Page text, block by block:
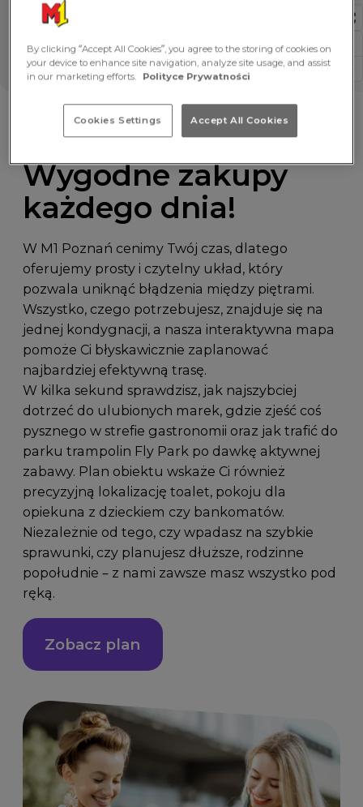
Wygodne zakupy
każdego dnia!
W M1 Poznań cenimy Twój czas, dlatego
oferujemy prosty i czytelny układ, który
pozwala uniknąć błądzenia między piętrami.
Wszystko, czego potrzebujesz, znajduje się na
jednej kondygnacji, a nasza interaktywna mapa
pomoże Ci błyskawicznie zaplanować
najbardziej efektywną trasę.
W kilka sekund sprawdzisz, jak najszybciej
dotrzeć do ulubionych marek, gdzie zjeść coś
pysznego w strefie gastronomii oraz jak trafić do
parku trampolin Fly Park po dawkę aktywnej
zabawy. Plan obiektu wskaże Ci również
precyzyjną lokalizację toalet, pokoju dla
opiekuna z dzieckiem czy bankomatów.
Niezależnie od tego, czy wpadasz na szybkie
sprawunki, czy planujesz dłuższe, rodzinne
popołudnie – z nami zawsze masz wszystko pod
ręką.
Zobacz plan
By clicking “Accept All Cookies”, you agree to the storing of cookies on
your device to enhance site navigation, analyze site usage, and assist
in our marketing efforts.
Polityce Prywatności
Cookies Settings Accept All Cookies